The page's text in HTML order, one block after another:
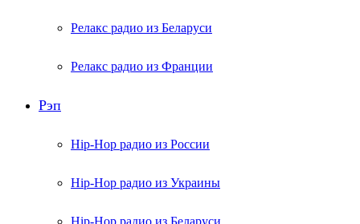
Релакс радио из Беларуси
Релакс радио из Франции
Рэп
Hip-Hop радио из России
Hip-Hop радио из Украины
Hip-Hop радио из Беларуси